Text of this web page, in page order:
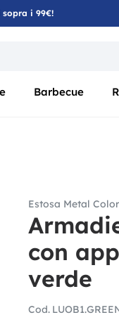
i 99€!
Barbecue
Estosa Metal Color
con
verde
Cod.